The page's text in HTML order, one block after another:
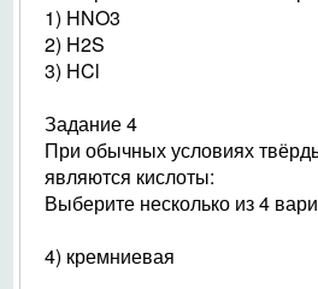
1) HNO3
2) H2S
3) HCl
Задание 4
При обычных условиях
являются кислоты:
Выберите несколько из 4
4) кремниевая